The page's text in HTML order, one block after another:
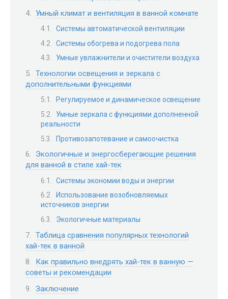
Умный климат и вентиляция в ванной комнате
Системы автоматической вентиляции
Системы обогрева и подогрева пола
Умные увлажнители и очистители воздуха
Технологии освещения и зеркала с
дополнительными функциями
Регулируемое и динамическое освещение
Умные зеркала с функциями дополненной
реальности
Противозапотевание и самоочистка
Экологичные и энергосберегающие решения
для ванной в стиле хай-тек
Системы экономии воды и энергии
Использование возобновляемых
источников энергии
Экологичные материалы
Таблица сравнения популярных технологий
хай-тек в ванной
Как правильно внедрять хай-тек в ванную —
советы и рекомендации
Заключение